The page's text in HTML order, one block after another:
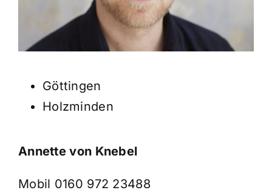
Göttingen
Holzminden
Annette von Knebel
Mobil 0160 972 23488